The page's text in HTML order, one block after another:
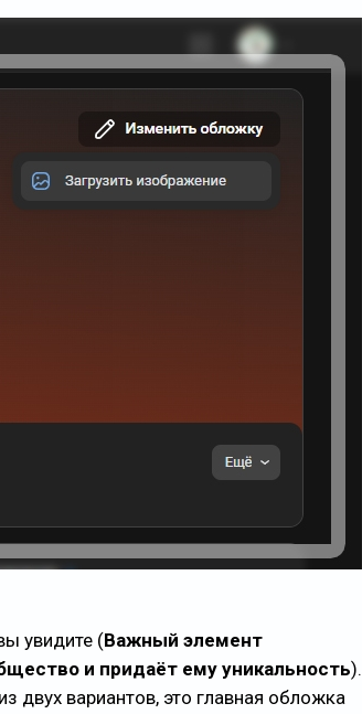
увидите (Важный элемент
и придаёт ему уникальность).
двух вариантов, это главная обложка